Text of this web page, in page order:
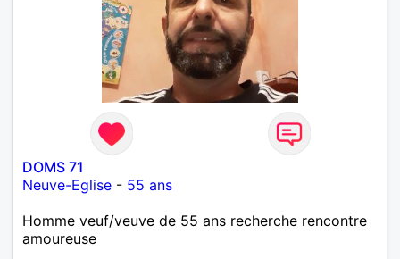
DOMS 71
Neuve-Eglise - 55 ans
Homme veuf/veuve de 55 ans recherche rencontre
amoureuse